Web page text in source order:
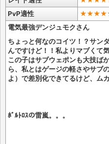
PvP適性
★★★★
電気最強デンジュモクさん
ちょっと何なのコイツ！？サン
んですけど！！私よりマブくて
この子はサブウェポンも大技ば
ら、私とはゲージの軽さやサブ
よ）で差別化できてるけど、ム
ﾎﾞﾙﾄﾛｽの雷嵐。。。